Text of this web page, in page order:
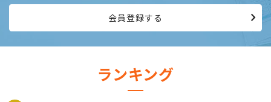
会員登録する
ランキング